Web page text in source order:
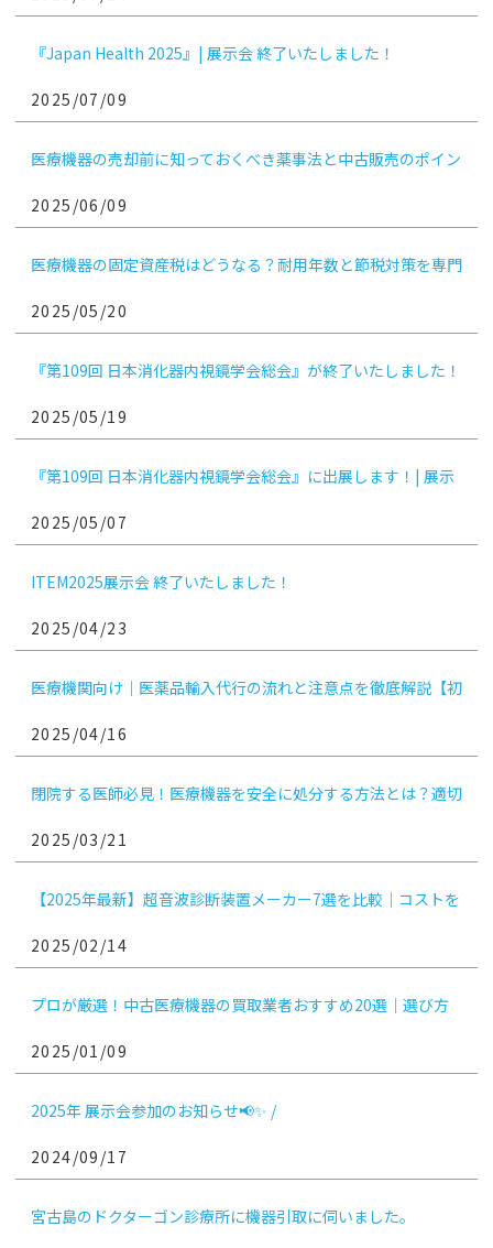
『Japan Health 2025』| 展示会 終了いたしました！
2025/07/09
医療機器の売却前に知っておくべき薬事法と中古販売のポイン
2025/06/09
医療機器の固定資産税はどうなる？耐用年数と節税対策を専門
2025/05/20
『第109回 日本消化器内視鏡学会総会』が終了いたしました！
2025/05/19
『第109回 日本消化器内視鏡学会総会』に出展します！| 展示
2025/05/07
ITEM2025展示会 終了いたしました！
2025/04/23
医療機関向け｜医薬品輸入代行の流れと注意点を徹底解説【初
2025/04/16
閉院する医師必見！医療機器を安全に処分する方法とは？適切
2025/03/21
【2025年最新】超音波診断装置メーカー7選を比較｜コストを
2025/02/14
プロが厳選！中古医療機器の買取業者おすすめ20選｜選び方
2025/01/09
2025年 展示会参加のお知らせ📢✨ /
2024/09/17
宮古島のドクターゴン診療所に機器引取に伺いました。